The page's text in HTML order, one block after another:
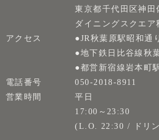
東京都千代田区神田
ダイニングスクエ
アクセス
●JR秋葉原駅昭和通
●地下鉄日比谷線秋
●都営新宿線岩本町
電話番号
050-2018-8911
営業時間
平日
17:00～23:30
(L.O. 22:30 / ドリ